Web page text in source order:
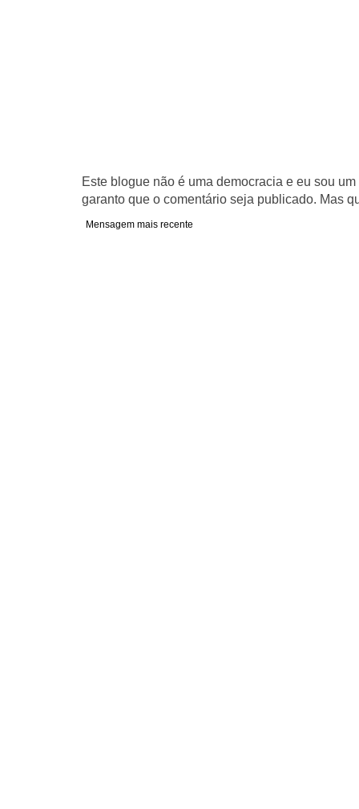
Este blogue não é uma democracia e eu sou
garanto que o comentário seja publicado. Mas
Mensagem mais recente